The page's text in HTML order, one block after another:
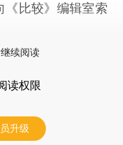
《比较》编辑室索
续阅读
读权限
升级